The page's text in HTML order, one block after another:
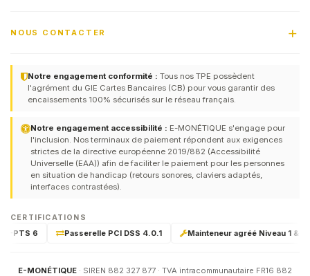
NOUS CONTACTER
Notre engagement conformité : Tous nos TPE possèdent
l'agrément du GIE Cartes Bancaires (CB) pour vous garantir des
encaissements 100% sécurisés sur le réseau français.
Notre engagement accessibilité : E-MONÉTIQUE s'engage pour
l'inclusion. Nos terminaux de paiement répondent aux exigences
strictes de la directive européenne 2019/882 (Accessibilité
Universelle (EAA)) afin de faciliter le paiement pour les personnes
en situation de handicap (retours sonores, claviers adaptés,
interfaces contrastées).
CERTIFICATIONS
PTS 6 Passerelle PCI DSS 4.0.1 Mainteneur agréé Niveau 1 & 2
E-MONÉTIQUE · SIREN 882 327 877 · TVA intracommunautaire FR16 882